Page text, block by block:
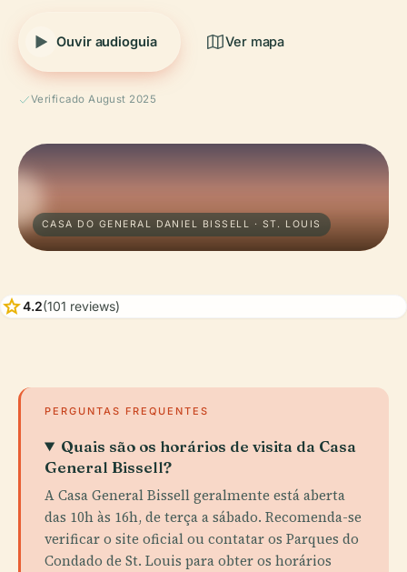
Ouvir audioguia Ver mapa
Verificado August 2025
CASA DO GENERAL DANIEL BISSELL · ST. LOUIS
star4.2(101 reviews)
PERGUNTAS FREQUENTES
Quais são os horários de visita da Casa
General Bissell?
A Casa General Bissell geralmente está aberta
das 10h às 16h, de terça a sábado. Recomenda-se
verificar o site oficial ou contatar os Parques do
Condado de St. Louis para obter os horários